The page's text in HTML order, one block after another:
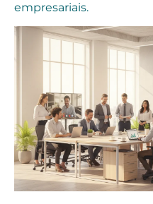
empresariais.